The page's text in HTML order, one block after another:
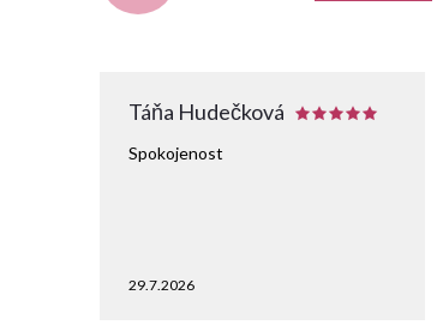
Táňa Hudečková
29.7.2026
Spokojenost